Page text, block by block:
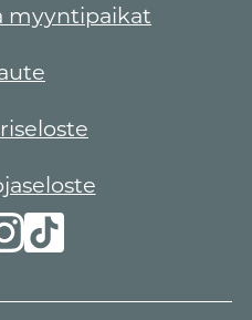
myyntipaikat